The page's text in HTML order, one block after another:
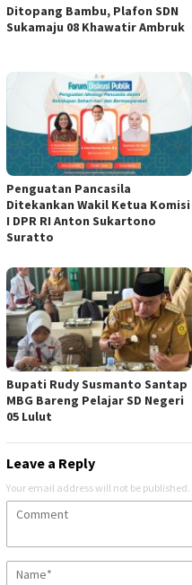
Ditopang Bambu, Plafon SDN
Sukamaju 08 Khawatir Ambruk
Penguatan Pancasila
Ditekankan Wakil Ketua Komisi
I DPR RI Anton Sukartono
Suratto
Bupati Rudy Susmanto Santap
MBG Bareng Pelajar SD Negeri
05 Lulut
Leave a Reply
Your email address will not be published.